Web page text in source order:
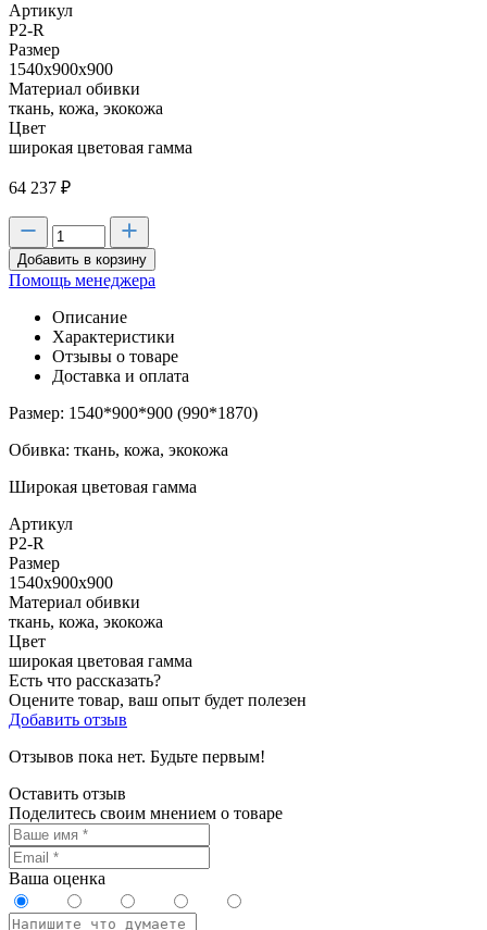
Артикул
P2-R
Размер
1540х900х900
Материал обивки
ткань, кожа, экокожа
Цвет
широкая цветовая гамма
64 237 ₽
Добавить в корзину
Помощь менеджера
Описание
Характеристики
Отзывы о товаре
Доставка и оплата
Размер: 1540*900*900 (990*1870)
Обивка: ткань, кожа, экокожа
Широкая цветовая гамма
Артикул
P2-R
Размер
1540х900х900
Материал обивки
ткань, кожа, экокожа
Цвет
широкая цветовая гамма
Есть что рассказать?
Оцените товар, ваш опыт будет полезен
Добавить отзыв
Отзывов пока нет. Будьте первым!
Оставить отзыв
Поделитесь своим мнением о товаре
Ваша оценка